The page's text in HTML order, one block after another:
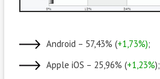
Android – 57,43% (+1,73%);
Apple iOS – 25,96% (+1,23%);